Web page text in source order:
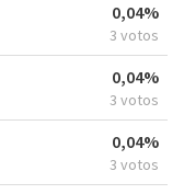
0,04%
3 votos
0,04%
3 votos
0,04%
3 votos